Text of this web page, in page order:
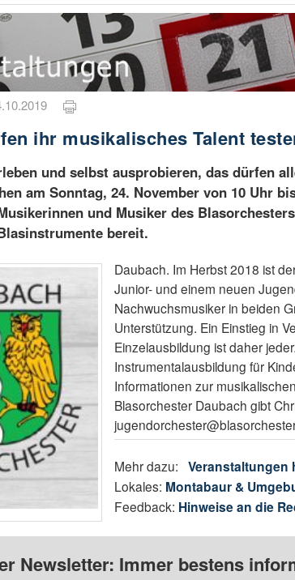
ihr musikalisches Talent
und selbst ausprobieren, das dürfen
am Sonntag, 24. November von 10 Uhr
und Musiker des
bereit.
Daubach. Im Herbst 2018 ist
Junior- und einem neuen
Nachwuchsmusiker in beiden
Unterstützung. Ein Einstieg in
Einzelausbildung ist daher
Instrumentalausbildung für
Informationen zur
Blasorchester Daubach gibt
Mehr dazu:Veranstaltungen
Lokales: Montabaur &
Feedback: Hinweise an die
Newsletter: Immer bestens